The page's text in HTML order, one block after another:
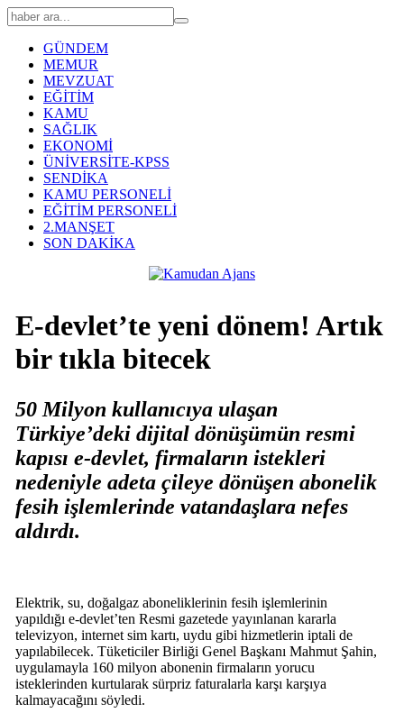
GÜNDEM
MEMUR
MEVZUAT
EĞİTİM
KAMU
SAĞLIK
EKONOMİ
ÜNİVERSİTE-KPSS
SENDİKA
KAMU PERSONELİ
EĞİTİM PERSONELİ
2.MANŞET
SON DAKİKA
E-devlet’te yeni dönem! Artık
bir tıkla bitecek
50 Milyon kullanıcıya ulaşan
Türkiye’deki dijital dönüşümün resmi
kapısı e-devlet, firmaların istekleri
nedeniyle adeta çileye dönüşen abonelik
fesih işlemlerinde vatandaşlara nefes
aldırdı.
Elektrik, su, doğalgaz aboneliklerinin fesih işlemlerinin
yapıldığı e-devlet’ten Resmi gazetede yayınlanan kararla
televizyon, internet sim kartı, uydu gibi hizmetlerin iptali de
yapılabilecek. Tüketiciler Birliği Genel Başkanı Mahmut Şahin,
uygulamayla 160 milyon abonenin firmaların yorucu
isteklerinden kurtularak sürpriz faturalarla karşı karşıya
kalmayacağını söyledi.